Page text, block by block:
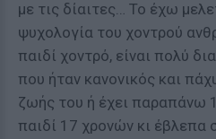
με τις δίαιτες… Το έχω
ψυχολογία του χοντρού
παιδί χοντρό, είναι πολύ
που ήταν κανονικός και
ζωής του ή έχει παραπάνω
παιδί 17 χρονών κι έβλεπα